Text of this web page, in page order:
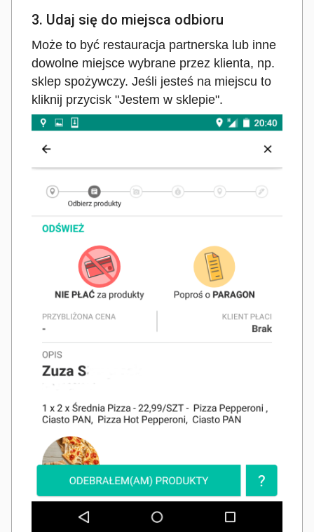
3. Udaj się do miejsca odbioru
Może to być restauracja partnerska lub inne
dowolne miejsce wybrane przez klienta, np.
sklep spożywczy. Jeśli jesteś na miejscu to
kliknij przycisk "Jestem w sklepie".